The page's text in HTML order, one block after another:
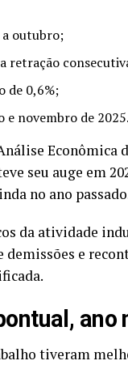
a outubro;
retração
de 0,6%;
e novembro de 2025.
Econômica
seu auge em
no ano
da atividade
e
ano
tiveram